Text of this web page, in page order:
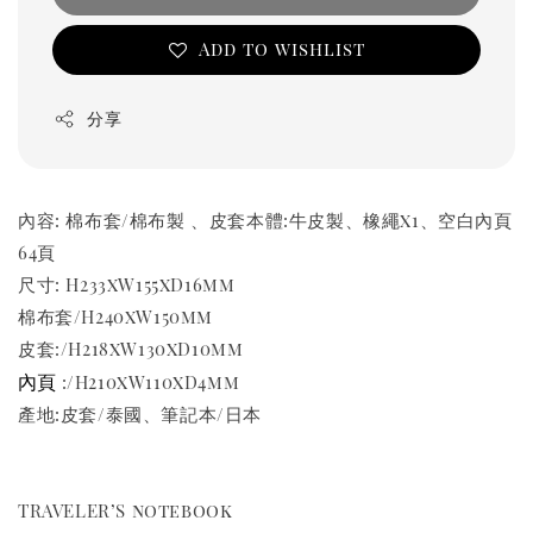
Add to wishlist
分享
內容: 棉布套/棉布製 、皮套本體:牛皮製、橡繩x1、空白內頁
64頁
尺寸: H233xW155xD16mm
棉布套/H240xW150mm
皮套:/H218xW130xD10mm
內頁 :/H210xW110xD4mm
產地:皮套/泰國、筆記本/日本
TRAVELER’S notebook